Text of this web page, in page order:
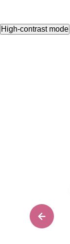
High-contrast mode